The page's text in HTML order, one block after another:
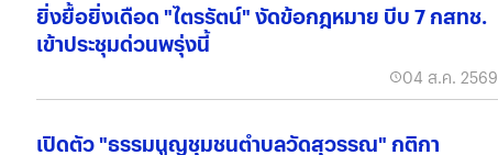
ยิ่งยื้อยิ่งเดือด "ไตรรัตน์" งัดข้อกฎหมาย บีบ 7 กสทช.
เข้าประชุมด่วนพรุ่งนี้
04 ส.ค. 2569
เปิดตัว "ธรรมนูญชุมชนตำบลวัดสุวรรณ" กติกา